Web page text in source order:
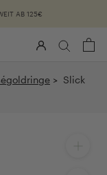
AB 125€
> Slick